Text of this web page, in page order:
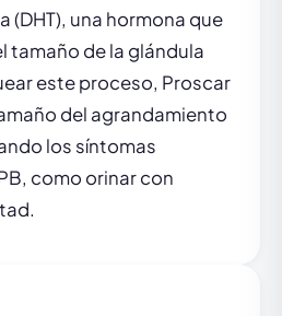
una hormona que
tamaño de la glándula
este proceso, Proscar
del agrandamiento
los síntomas
como orinar con